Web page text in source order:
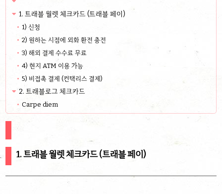
1. 트래블 월렛 체크카드 (트래블 페이)
1) 신청
2) 원하는 시점에 외화 환전 충전
3) 해외 결제 수수료 무료
4) 현지 ATM 이용 가능
5) 비접촉 결제 (컨택리스 결제)
2. 트래블로그 체크카드
Carpe diem
1. 트래블 월렛 체크카드 (트래블 페이)